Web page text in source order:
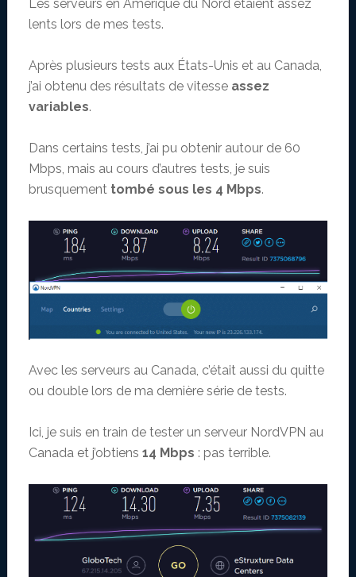
Les serveurs en Amérique du Nord étaient assez
lents lors de mes tests.
Après plusieurs tests aux États-Unis et au Canada,
j’ai obtenu des résultats de vitesse assez
variables.
Dans certains tests, j’ai pu obtenir autour de 60
Mbps, mais au cours d’autres tests, je suis
brusquement tombé sous les 4 Mbps.
Avec les serveurs au Canada, c’était aussi du quitte
ou double lors de ma dernière série de tests.
Ici, je suis en train de tester un serveur NordVPN au
Canada et j’obtiens 14 Mbps : pas terrible.